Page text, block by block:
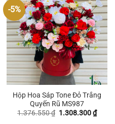
-5%
Hộp Hoa Sáp Tone Đỏ Trắng
Quyến Rũ MS987
1.376.550₫ Giá
1.308.300₫Giá
hiện